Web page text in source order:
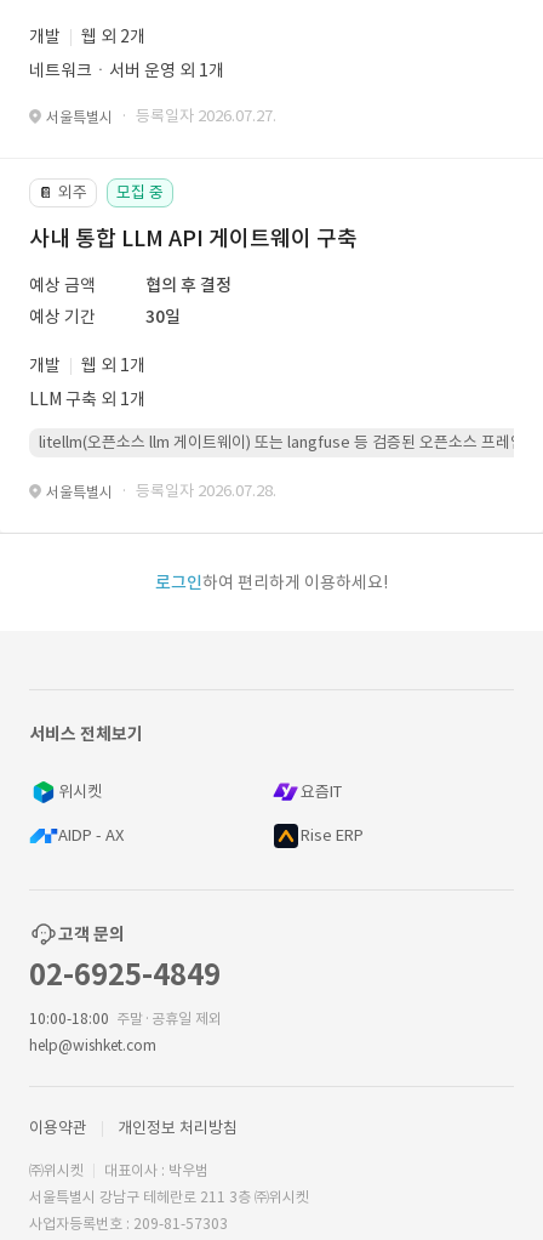
개발
웹 외 2개
네트워크ㆍ서버 운영 외 1개
서울특별시 · 등록일자 2026.07.27.
📔 외주 모집 중
사내 통합 LLM API 게이트웨이 구축
예상 금액
협의 후 결정
예상 기간
30일
개발
웹 외 1개
LLM 구축 외 1개
litellm(오픈소스 llm 게이트웨이) 또는 langfuse 등 검증된 오픈소스 프레임워
서울특별시 · 등록일자 2026.07.28.
로그인하여 편리하게 이용하세요!
서비스 전체보기
위시켓 요즘IT
AIDP - AX Rise ERP
고객 문의
02-6925-4849
10:00-18:00 주말·공휴일 제외
help@wishket.com
이용약관 개인정보 처리방침
㈜위시켓
대표이사 : 박우범
서울특별시 강남구 테헤란로 211 3층 ㈜위시켓
사업자등록번호 : 209-81-57303